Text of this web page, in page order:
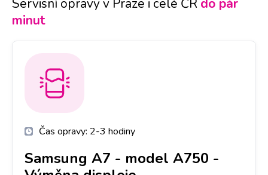
Servisní opravy v Praze i celé ČR do pár
minut
Čas opravy: 2-3 hodiny
Samsung A7 - model A750 -